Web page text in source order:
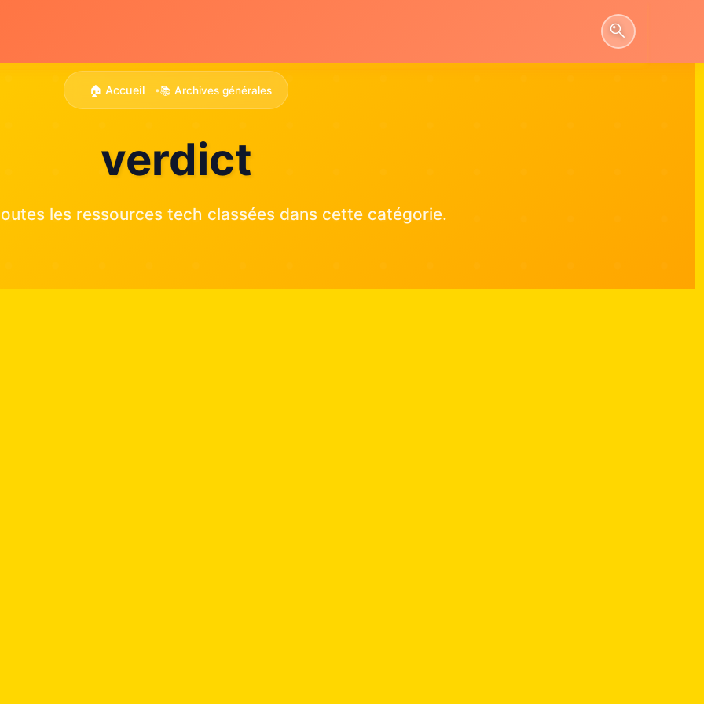
🏠 Accueil •📚 Archives générales
verdict
les ressources tech classées dans cette catégorie.